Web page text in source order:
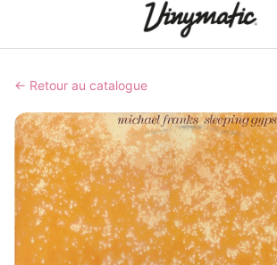
← Retour au catalogue